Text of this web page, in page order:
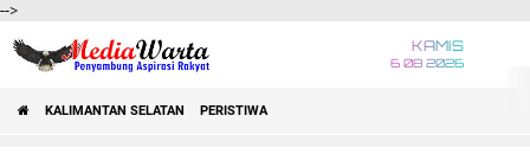
-->
KAMIS
6 08 2026
KALIMANTAN SELATAN PERISTIWA